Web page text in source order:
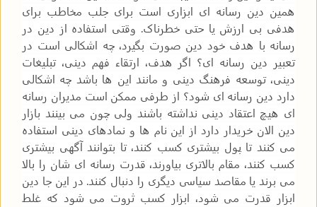
همین دین رسانه ای ابزاری است برای جلب مخاطب برای
هدفی بی ارزش یا حتی خطرناک. وقتی استفاده از دین در
رسانه با هدف خود دین صورت بگیرد، چه اشکالی است در
تعبیر دین رسانه ای؟ اگر هدف، ارتقاء فهم دینی، تبلیغات
دینی، توسعه فرهنگ دینی و مانند این ها باشد چه اشکالی
دارد دین رسانه ای شود؟ از طرفی ممکن است مدیران رسانه
ای هیچ اعتقاد دینی نداشته باشند ولی چون می بینند بازار
دین الان خریدار دارد از این نام ها و نمادهای دینی استفاده
می کنند تا پول بیشتری کسب کنند، تا بتوانند آگهی بیشتری
کسب کنند، مقام بالاتری بیاورند، قدرت رسانه ای شان را بالا
می برند یا مقاصد سیاسی دیگری را دنبال کنند. در این جا دین
ابزار قدرت می شود، ابزار کسب ثروت می شود که غلط